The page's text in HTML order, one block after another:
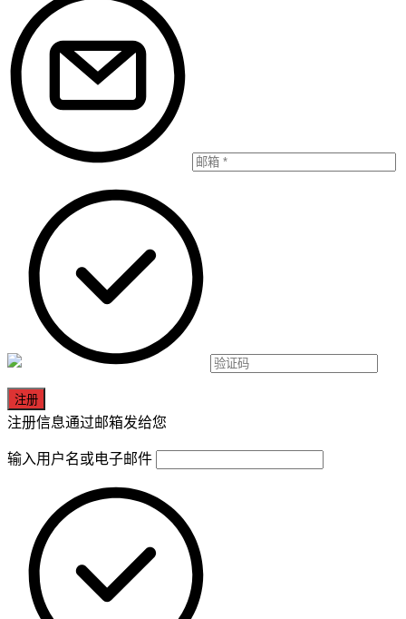
注册信息通过邮箱发给您
输入用户名或电子邮件